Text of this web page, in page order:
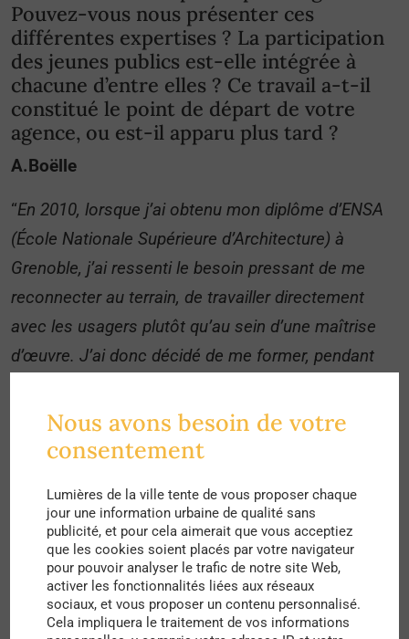
Pouvez-vous nous présenter ces
différentes expertises ? La participation
des jeunes publics est-elle intégrée à
chacune d’entre elles ? Ce travail a-t-il
constitué le point de départ de votre
agence, ou est-il apparu plus tard ?
A.Boëlle
“En 2010, lorsque j’ai obtenu mon diplôme d’ENSA
(École Nationale Supérieure d’Architecture) à
Grenoble, j’ai ressenti le besoin pressant de me
reconnecter au terrain, de travailler directement
avec les usagers plutôt qu’au sein d’une maîtrise
d’œuvre. J’ai donc décidé de me former, pendant
citoyenne. Je me suis rapidement investie dans
l’animation des ateliers “rêve ta ville”, des temps de
destinés aux enfants du quartier de la Villeneuve à
Grenoble. Comme beaucoup, je n’avais pas identifié
les enfants comme potentiels acteurs de la ville,
comme réels participants à sa fabrication.
Pourtant, ce sont bien eux qui m’ont fait visiter leur
Nous avons besoin de votre
consentement
Lumières de la ville tente de vous proposer chaque
jour une information urbaine de qualité sans
publicité, et pour cela aimerait que vous acceptiez
que les cookies soient placés par votre navigateur
pour pouvoir analyser le trafic de notre site Web,
activer les fonctionnalités liées aux réseaux
sociaux, et vous proposer un contenu personnalisé.
Cela impliquera le traitement de vos informations